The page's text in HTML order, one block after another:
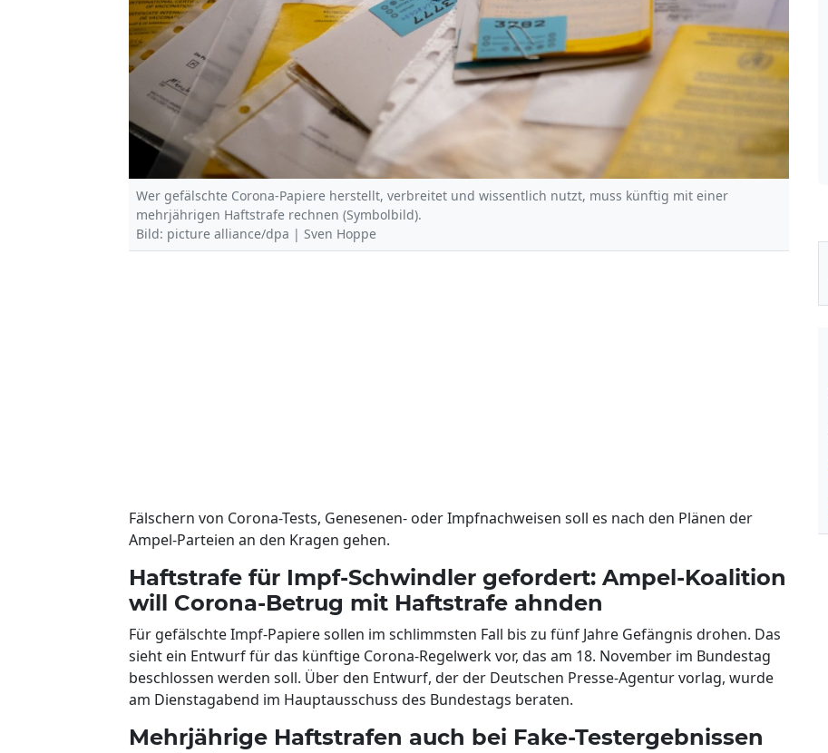
Wer gefälschte Corona-Papiere herstellt, verbreitet und wissentlich nutzt, muss künftig mit einer
mehrjährigen Haftstrafe rechnen (Symbolbild).
Bild: picture alliance/dpa | Sven Hoppe
Fälschern von Corona-Tests, Genesenen- oder Impfnachweisen soll es nach den Plänen der
Ampel-Parteien an den Kragen gehen.
Haftstrafe für Impf-Schwindler gefordert: Ampel-Koalition
will Corona-Betrug mit Haftstrafe ahnden
Für gefälschte Impf-Papiere sollen im schlimmsten Fall bis zu fünf Jahre Gefängnis drohen. Das
sieht ein Entwurf für das künftige Corona-Regelwerk vor, das am 18. November im Bundestag
beschlossen werden soll. Über den Entwurf, der der Deutschen Presse-Agentur vorlag, wurde
am Dienstagabend im Hauptausschuss des Bundestags beraten.
Mehrjährige Haftstrafen auch bei Fake-Testergebnissen